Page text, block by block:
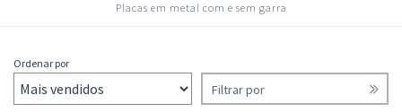
Placas em metal com e sem garra
Ordenar por
Filtrar por